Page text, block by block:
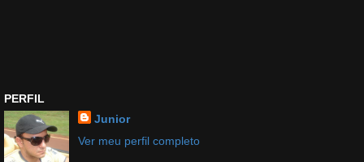
PERFIL
Junior
Ver meu perfil completo